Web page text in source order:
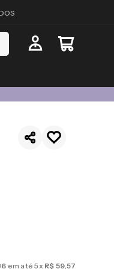
GRÁTIS EM TODO O SITE
ATÉ 50% OFF + 20% EXTRA
em até5x R$ 59,57